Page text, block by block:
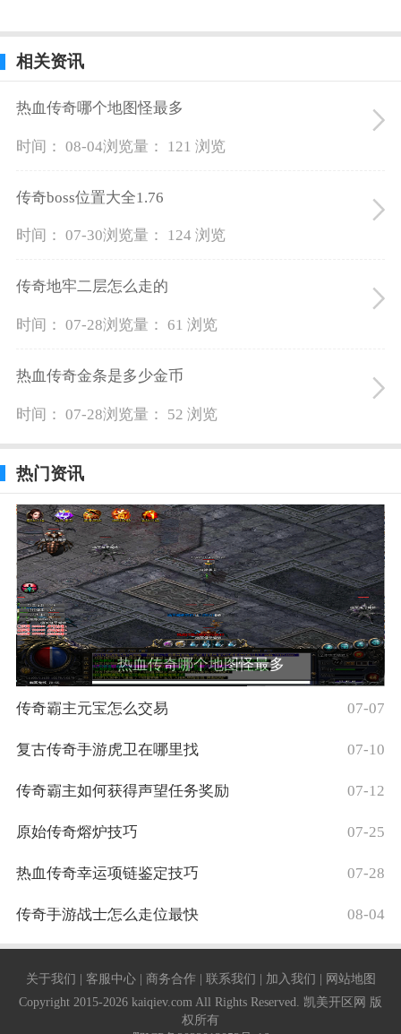
相关资讯
热血传奇哪个地图怪最多
时间： 08-04浏览量： 121 浏览
传奇boss位置大全1.76
时间： 07-30浏览量： 124 浏览
传奇地牢二层怎么走的
时间： 07-28浏览量： 61 浏览
热血传奇金条是多少金币
时间： 07-28浏览量： 52 浏览
热门资讯
热血传奇哪个地图怪最多
传奇霸主元宝怎么交易 07-07
复古传奇手游虎卫在哪里找 07-10
传奇霸主如何获得声望任务奖励 07-12
原始传奇熔炉技巧 07-25
热血传奇幸运项链鉴定技巧 07-28
传奇手游战士怎么走位最快 08-04
关于我们 | 客服中心 | 商务合作 | 联系我们 | 加入我们 | 网站地图
Copyright 2015-2026 kaiqiev.com All Rights Reserved. 凯美开区网 版
权所有